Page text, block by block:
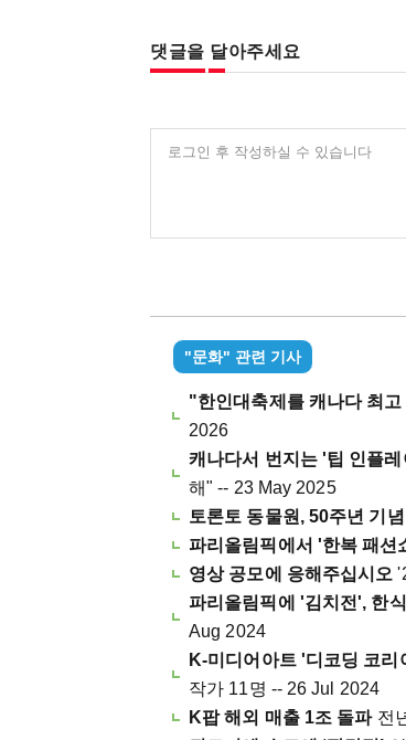
댓글을 달아주세요
로그인 후 작성하실 수 있습니다
"문화" 관련 기사
"한인대축제를 캐나다 최
2026
캐나다서 번지는 '팁 인플
해" -- 23 May 2025
토론토 동물원, 50주년 기
파리올림픽에서 '한복 패션
영상 공모에 응해주십시오
파리올림픽에 '김치전', 한
Aug 2024
K-미디어아트 '디코딩 코
작가 11명 -- 26 Jul 2024
K팝 해외 매출 1조 돌파전